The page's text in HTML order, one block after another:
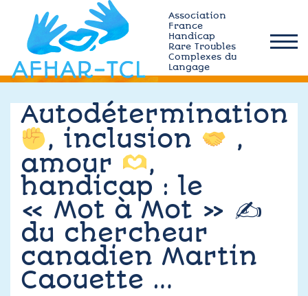
content
afhar-
tcl
Association
France
Handicap
Rare Troubles
Complexes du
Langage
Qui sommes-nous ?
Actualités
Plateforme MÉMO
Ressources TCL
Adhérez
Autodétermination
, inclusion
,
amour
,
handicap : le
« Mot à Mot » ✍
du chercheur
canadien Martin
Caouette …